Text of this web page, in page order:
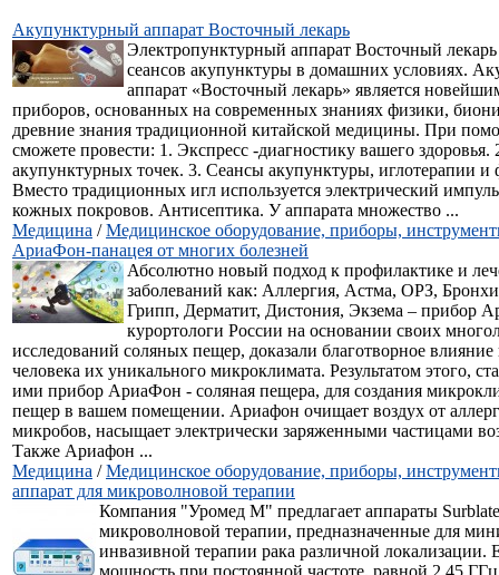
Акупунктурный аппарат Восточный лекарь
Электропунктурный аппарат Восточный
сеансов акупунктуры в домашних условиях.
аппарат «Восточный лекарь» является
приборов, основанных на современных знаниях физики,
древние знания традиционной китайской медицины. При
сможете провести: 1. Экспресс -диагностику вашего здоровья.
акупунктурных точек. 3. Сеансы акупунктуры, иглотерапии и
Вместо традиционных игл используется электрический
кожных покровов. Антисептика. У аппарата множество ...
Медицина /Медицинское оборудование, приборы,
АриаФон-панацея от многих болезней
Абсолютно новый подход к профилактике и
заболеваний как: Аллергия, Астма, ОРЗ,
Грипп, Дерматит, Дистония, Экзема – прибор
курортологи России на основании своих
исследований соляных пещер, доказали благотворное влияние
человека их уникального микроклимата. Результатом этого,
ими прибор АриаФон - соляная пещера, для создания
пещер в вашем помещении. Ариафон очищает воздух от
микробов, насыщает электрически заряженными частицами
Также Ариафон ...
Медицина /Медицинское оборудование, приборы,
аппарат для микроволновой терапии
Компания "Уромед М" предлагает аппараты
микроволновой терапии, предназначенные для
инвазивной терапии рака различной локализации.
мощность при постоянной частоте, равной 2,45